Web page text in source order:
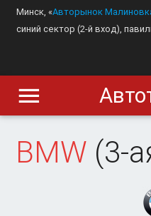
Минск, «Авторынок
синий сектор (2-й вход),
BMW (3-